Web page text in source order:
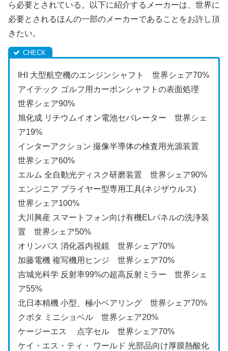
ら必要とされている。以下に紹介するメーカーは、世界に
必要とされるほんの一部のメーカーであることをお許し頂
きたい。
IHI 大型航空機のエンジンシャフト 世界シェア70%
アイテック ゴルフ用カーボンシャフトの表面処理
世界シェア90%
旭化成 リチウムイオン電池セパレーター 世界シェ
ア19%
インターアクション 撮像半導体の検査用光源装置
世界シェア60%
エルム 全自動光ディスク研磨装置 世界シェア90%
エンジニア プライヤー型専用工具(ネジザウルス)
世界シェア100%
大川興産 スマートフォン向け有機ELパネルの洗浄装
置 世界シェア50%
オリンパス 消化器内視鏡 世界シェア70%
加藤電機 複写機用ヒンジ 世界シェア70%
吉城光科学 反射率99%の超高反射ミラー 世界シェ
ア55%
北日本精機 小型、極小ベアリング 世界シェア70%
クボタ ミニショベル 世界シェア20%
ケージーエス 点字セル 世界シェア70%
ケイ・エス・ティ・ ワールド 光部品向け厚膜熱酸化